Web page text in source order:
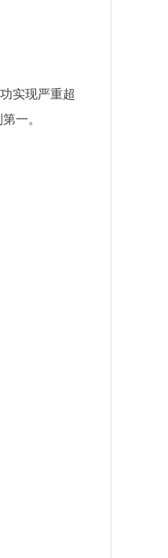
实现严重超
一。